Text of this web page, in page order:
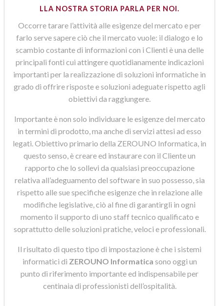
LLA NOSTRA STORIA PARLA PER NOI.
Occorre tarare l’attività alle esigenze del mercato e per
farlo serve sapere ciò che il mercato vuole: il dialogo e lo
scambio costante di informazioni con i Clienti è una delle
principali fonti cui attingere quotidianamente indicazioni
importanti per la realizzazione di soluzioni informatiche in
grado di offrire risposte e soluzioni adeguate rispetto agli
obiettivi da raggiungere.
Importante è non solo individuare le esigenze del mercato
in termini di prodotto, ma anche di servizi attesi ad esso
legati. Obiettivo primario della ZEROUNO Informatica, in
questo senso, è creare ed instaurare con il Cliente un
rapporto che lo sollevi da qualsiasi preoccupazione
relativa all’adeguamento del software in suo possesso, sia
rispetto alle sue specifiche esigenze che in relazione alle
modifiche legislative, ciò al fine di garantirgli in ogni
momento il supporto di uno staff tecnico qualificato e
soprattutto delle soluzioni pratiche, veloci e professionali.
Il risultato di questo tipo di impostazione è che i sistemi
informatici di ZEROUNO Informatica sono oggi un
punto di riferimento importante ed indispensabile per
centinaia di professionisti dell’ospitalità.